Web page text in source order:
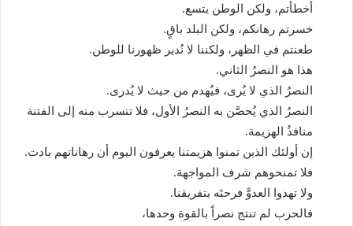
أخطأتم، ولكن الوطن يتسع.
خسرتم رهانكم، ولكن البلد باقٍ.
طعنتم في الظهر، ولكننا لا نُدير ظهورنا للوطن.
هذا هو النصرُ الثاني.
النصرُ الذي لا يُرى، فيُهدم من حيث لا يُدرى.
النصرُ الذي يُحصَّن به النصرُ الأول، فلا تتسرب منه إلى الفتنة
منافذُ الهزيمة.
إن أولئك الذين تمنوا هزيمتنا يعرفون اليوم أن رهاناتهم بادت.
فلا تمنحوهم شرف المواجهة.
ولا تهدوا العدوَّ فرحتَه بتفريقنا.
فالحرب لم تنتج نصراً بالقوة وحدها،